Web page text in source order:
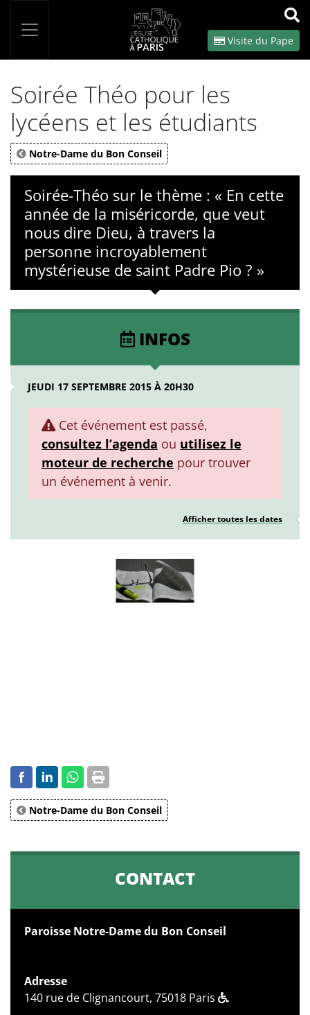
OK
Visite du Pape
Soirée Théo pour les
lycéens et les étudiants
Notre-Dame du Bon Conseil
Soirée-Théo sur le thème : « En cette
année de la miséricorde, que veut
nous dire Dieu, à travers la
personne incroyablement
mystérieuse de saint Padre Pio ? »
INFOS
JEUDI 17 SEPTEMBRE 2015 À 20H30
Cet événement est passé,
consultez l’agenda ou utilisez le
moteur de recherche pour trouver
un événement à venir.
Afficher toutes les dates
Notre-Dame du Bon Conseil
CONTACT
Paroisse Notre-Dame du Bon Conseil
Adresse
140 rue de Clignancourt, 75018 Paris
Panneau de gestion des cookies